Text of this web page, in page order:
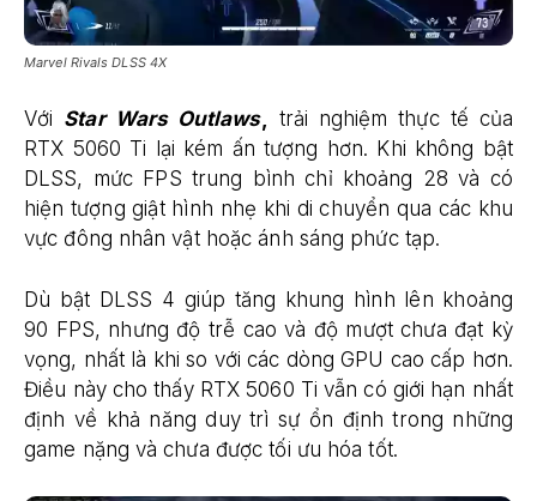
Marvel Rivals DLSS 4X
Với Star Wars Outlaws,
trải nghiệm thực tế của
RTX 5060 Ti lại kém ấn tượng hơn. Khi không bật
DLSS, mức FPS trung bình chỉ khoảng 28 và có
hiện tượng giật hình nhẹ khi di chuyển qua các khu
vực đông nhân vật hoặc ánh sáng phức tạp.
Dù bật DLSS 4 giúp tăng khung hình lên khoảng
90 FPS, nhưng độ trễ cao và độ mượt chưa đạt kỳ
vọng, nhất là khi so với các dòng GPU cao cấp hơn.
Điều này cho thấy RTX 5060 Ti vẫn có giới hạn nhất
định về khả năng duy trì sự ổn định trong những
game nặng và chưa được tối ưu hóa tốt.